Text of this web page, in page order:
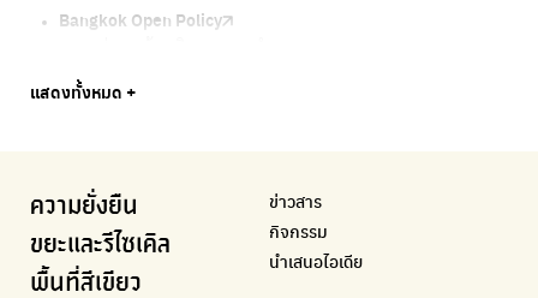
Bangkok Open Policy
Bangkok Trees
BKK Zero Waste
กรุงเทพฯไม่เทรวม
ลุงซาเล้งกับขยะที่หายไป
แสดงทั้งหมด +
CHULA Zero Waste
Green2Get
กรมควบคุมมลพิษ
แหล่งข้อมูลเกี่ยวกับมาตรฐานคุณภาพอากาศ น้ำ และเสียง
มูลนิธิโลกสีเขียว
กรมควบคุมมลพิษ
Line Alert
Greenpeace
มูลนิธิสภาประชาชนเพื่อสิ่งแวดล้อม
สำนักสิ่งแวดล้อม กรุงเทพมหานคร
Thai Green Urban (TGU)
Urban Design and Development Center
กระทรวงทรัพยากรธรรมชาติและสิ่งแวดล้อม
กรมส่งเสริมคุณภาพและสิ่งแวดล้อม
Greenpeace
Climate Strike Thailand
Carbon Footprint Thailand
เรียนรู้เครื่องมือคำนวณคาร์บอนฟุตพริ้นท์
กรมอุตุนิยมวิทยา
ความยั่งยืน
ขยะและรีไซเคิล
พื้นที่สีเขียว
ข่าวสาร
กิจกรรม
นำเสนอไอเดีย